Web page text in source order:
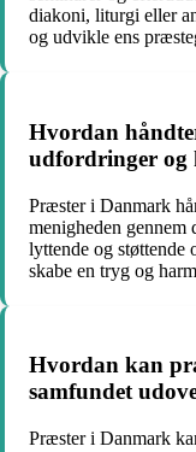
diakoni, liturgi eller
og udvikle ens
Hvordan
udfordringer og
Præster i Danmark
menigheden
lyttende og støttende
skabe en tryg og
Hvordan kan
samfundet
Præster i Danmark